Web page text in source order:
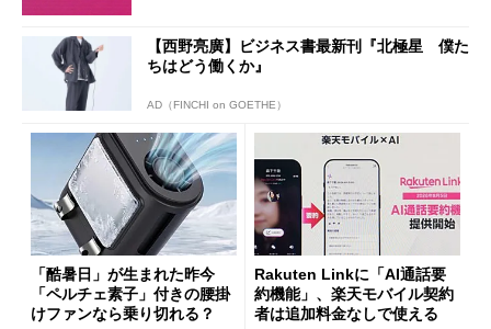
【西野亮廣】ビジネス書最新刊『北極星 僕た
ちはどう働くか』
AD（FINCHI on GOETHE）
「酷暑日」が生まれた昨今
「ペルチェ素子」付きの腰掛
けファンなら乗り切れる？
Rakuten Linkに「AI通話要
約機能」、楽天モバイル契約
者は追加料金なしで使える